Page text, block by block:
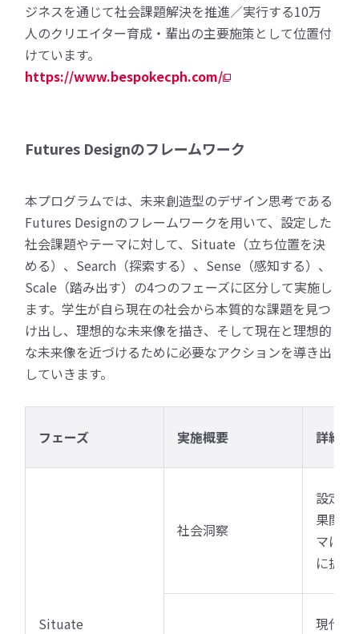
ジネスを通じて社会課題解決を推進／実行する10万
人のクリエイター育成・輩出の主要施策として位置付
けています。
https://www.bespokecph.com/
Futures Designのフレームワーク
本プログラムでは、未来創造型のデザイン思考である
Futures Designのフレームワークを用いて、設定した
社会課題やテーマに対して、Situate（立ち位置を決
める）、Search（探索する）、Sense（感知する）、
Scale（踏み出す）の4つのフェーズに区分して実施し
ます。学生が自ら現在の社会から本質的な課題を見つ
け出し、理想的な未来像を描き、そして現在と理想的
な未来像を近づけるために必要なアクションを導き出
していきます。
フェーズ 実施概要 詳細
Situate
社会洞察
設定さ
果関係
マに対
に捉え
現代社